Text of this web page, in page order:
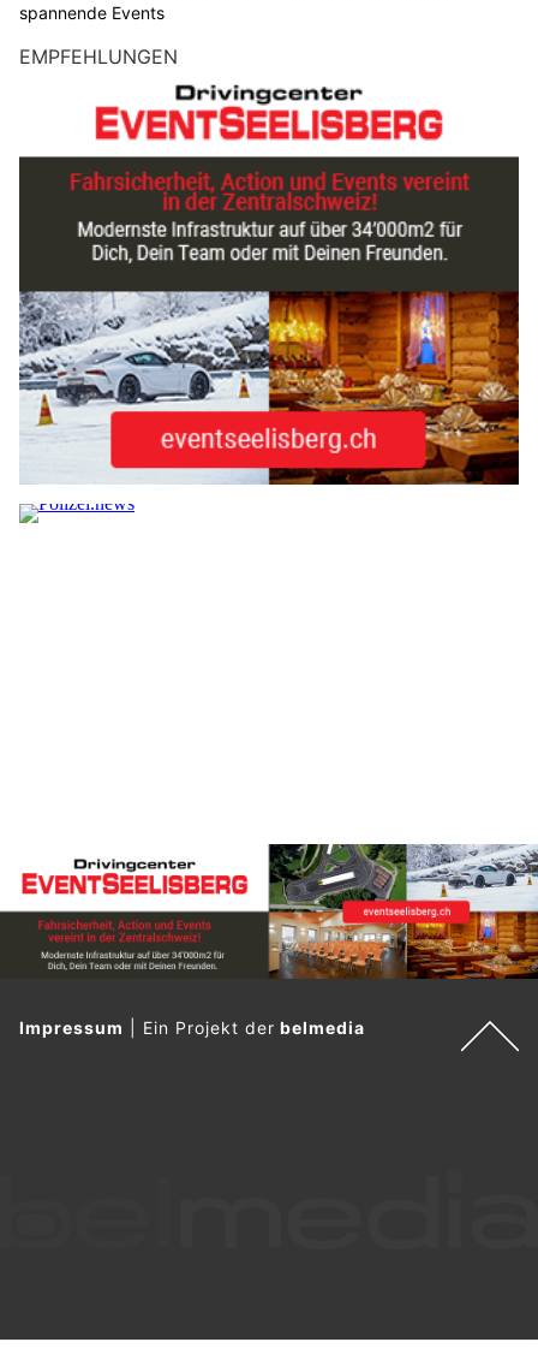
spannende Events
EMPFEHLUNGEN
Impressum Ein Projekt derbelmedia